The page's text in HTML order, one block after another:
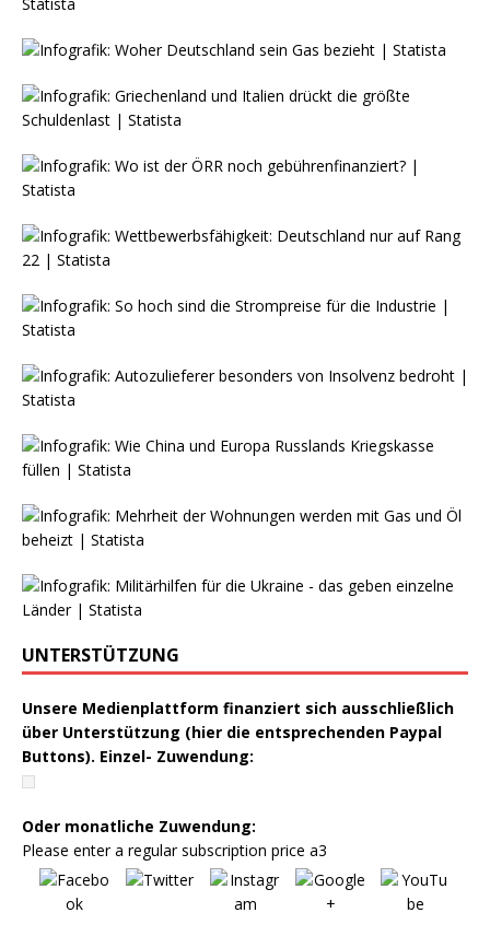
UNTERSTÜTZUNG
Unsere Medienplattform finanziert sich ausschließlich
über Unterstützung (hier die entsprechenden Paypal
Buttons). Einzel- Zuwendung:
Oder monatliche Zuwendung:
Please enter a regular subscription price a3